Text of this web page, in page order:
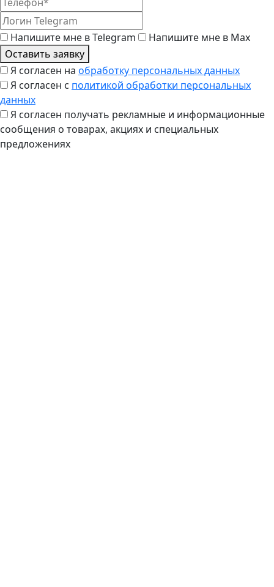
Напишите мне в Telegram
Напишите мне в Max
Оставить заявку
Я согласен на обработку персональных данных
Я согласен с политикой обработки персональных
данных
Я согласен получать рекламные и информационные
сообщения о товарах, акциях и специальных
предложениях